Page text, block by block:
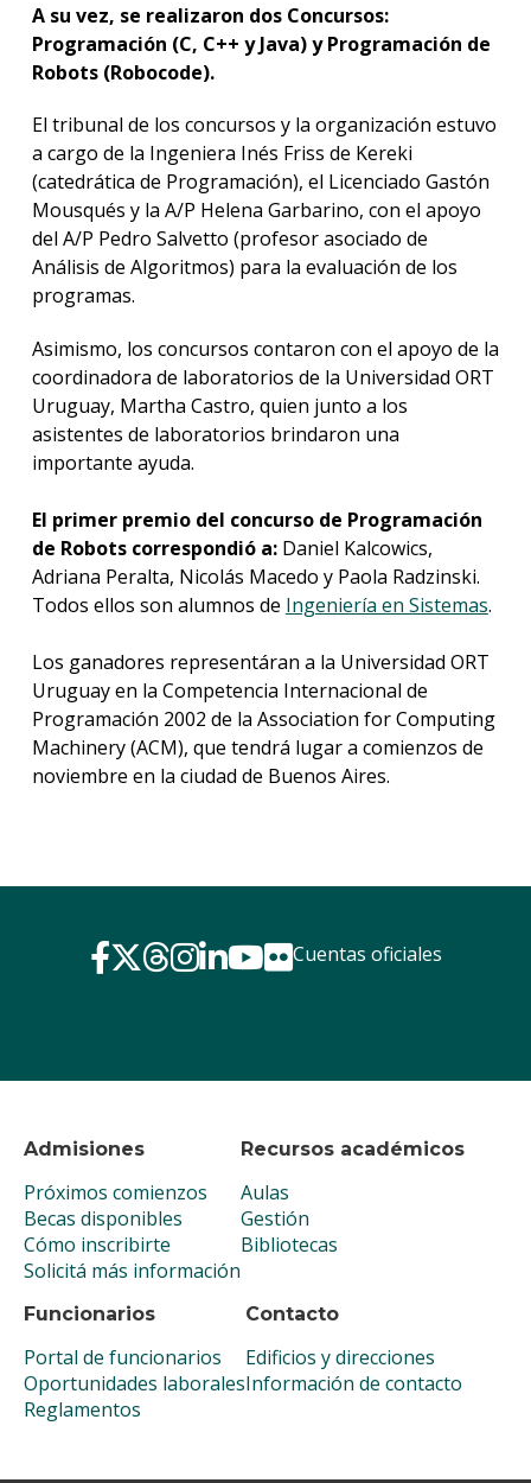
A su vez, se realizaron dos Concursos:
Programación (C, C++ y Java) y Programación de
Robots (Robocode).
El tribunal de los concursos y la organización estuvo
a cargo de la Ingeniera Inés Friss de Kereki
(catedrática de Programación), el Licenciado Gastón
Mousqués y la A/P Helena Garbarino, con el apoyo
del A/P Pedro Salvetto (profesor asociado de
Análisis de Algoritmos) para la evaluación de los
programas.
Asimismo, los concursos contaron con el apoyo de la
coordinadora de laboratorios de la Universidad ORT
Uruguay, Martha Castro, quien junto a los
asistentes de laboratorios brindaron una
importante ayuda.
El primer premio del concurso de Programación
de Robots correspondió a:Daniel Kalcowics,
Adriana Peralta, Nicolás Macedo y Paola Radzinski.
Todos ellos son alumnos de Ingeniería en Sistemas.
Los ganadores representáran a la Universidad ORT
Uruguay en la Competencia Internacional de
Programación 2002 de la Association for Computing
Machinery (ACM), que tendrá lugar a comienzos de
noviembre en la ciudad de Buenos Aires.
Admisiones
Próximos comienzos
Becas disponibles
Cómo inscribirte
Solicitá más información
Recursos académicos
Aulas
Gestión
Bibliotecas
Funcionarios
Portal de funcionarios
Oportunidades laborales
Reglamentos
Contacto
Edificios y direcciones
Información de contacto
Cuentas oficiales